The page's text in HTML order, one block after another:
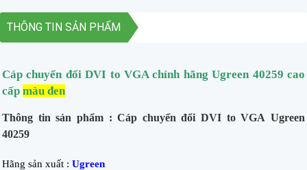
THÔNG TIN SẢN PHẨM
Cáp chuyển đổi DVI to VGA chính hãng Ugreen 40259 cao
cấp màu đen
Thông tin sản phẩm : Cáp chuyển đổi DVI to VGA Ugreen
40259
Hãng sản xuất : Ugreen